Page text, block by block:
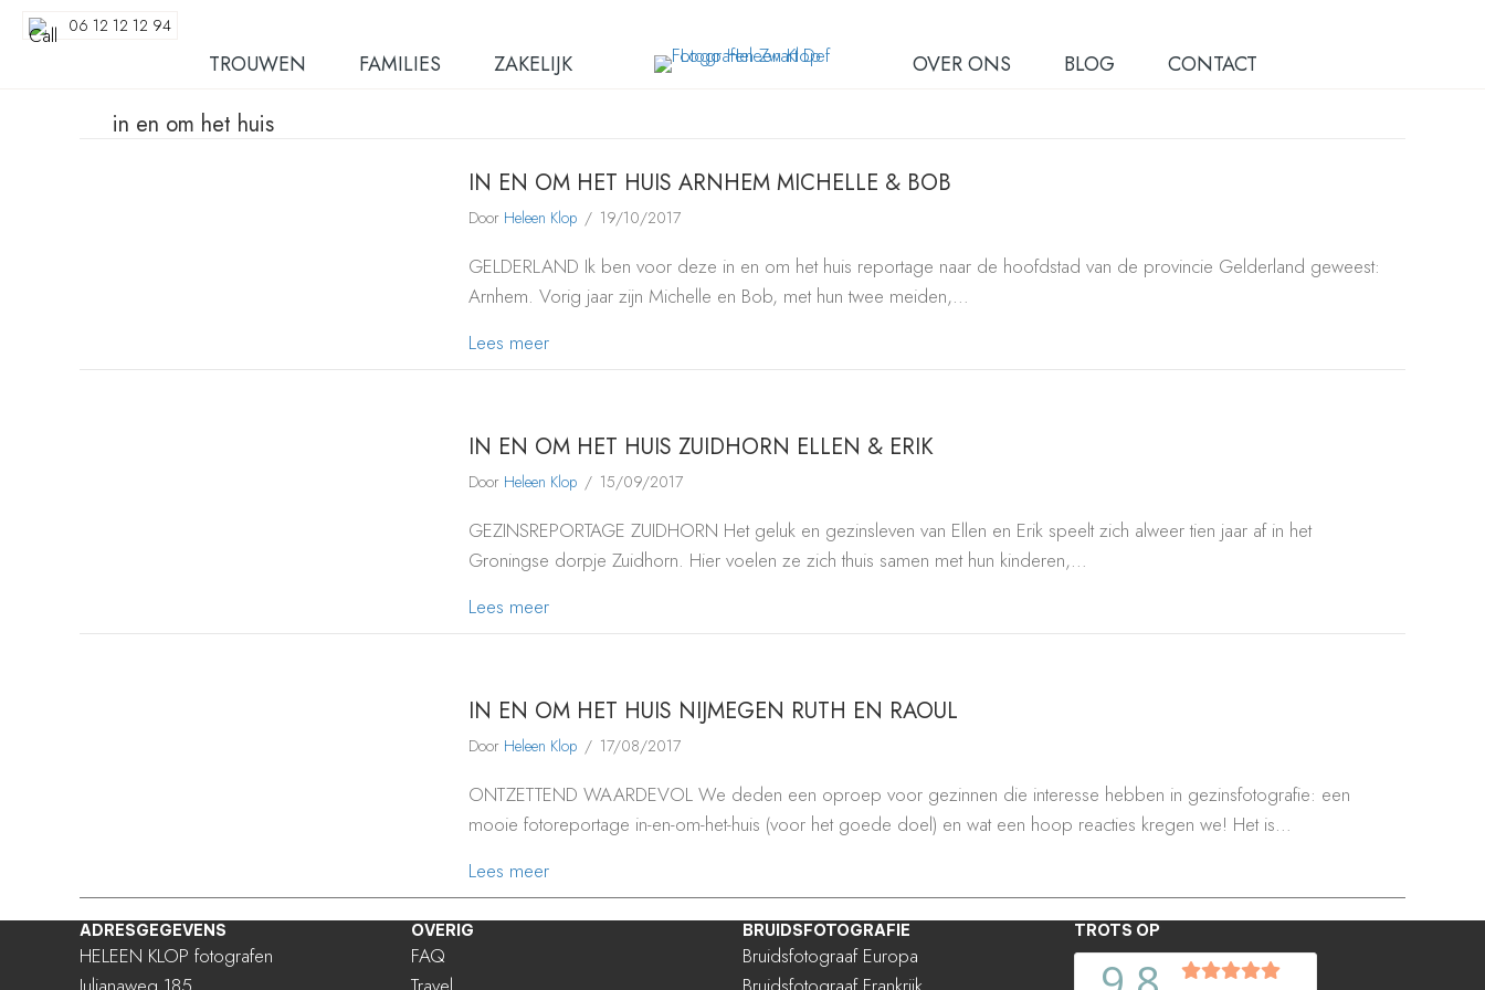
06 12 12 12 94
TROUWEN FAMILIES ZAKELIJK OVER ONS BLOG CONTACT
in en om het huis
IN EN OM HET HUIS ARNHEM MICHELLE & BOB
Door Heleen Klop / 19/10/2017
GELDERLAND Ik ben voor deze in en om het huis reportage naar de hoofdstad van de provincie Gelderland geweest:
Arnhem. Vorig jaar zijn Michelle en Bob, met hun twee meiden,…
Lees meerabout IN EN OM HET HUIS ARNHEM MICHELLE & BOB
IN EN OM HET HUIS ZUIDHORN ELLEN & ERIK
Door Heleen Klop / 15/09/2017
GEZINSREPORTAGE ZUIDHORN Het geluk en gezinsleven van Ellen en Erik speelt zich alweer tien jaar af in het
Groningse dorpje Zuidhorn. Hier voelen ze zich thuis samen met hun kinderen,…
Lees meerabout IN EN OM HET HUIS ZUIDHORN ELLEN & ERIK
IN EN OM HET HUIS NIJMEGEN RUTH EN RAOUL
Door Heleen Klop / 17/08/2017
ONTZETTEND WAARDEVOL We deden een oproep voor gezinnen die interesse hebben in gezinsfotografie: een
mooie fotoreportage in-en-om-het-huis (voor het goede doel) en wat een hoop reacties kregen we! Het is…
Lees meerabout IN EN OM HET HUIS NIJMEGEN RUTH EN RAOUL
ADRESGEGEVENS
HELEEN KLOP fotografen
OVERIG
FAQ
BRUIDSFOTOGRAFIE
Bruidsfotograaf Europa
TROTS OP